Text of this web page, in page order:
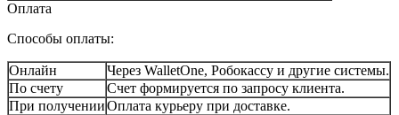
Оплата
Способы оплаты:
Онлайн
Через WalletOne, Робокассу и другие системы.
По счету
Счет формируется по запросу клиента.
При полученииОплата курьеру при доставке.